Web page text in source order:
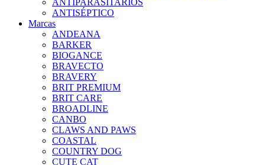
ANTIPARASITARIOS
ANTISÉPTICO
Marcas
ANDEANA
BARKER
BIOGANCE
BRAVECTO
BRAVERY
BRIT PREMIUM
BRIT CARE
BROADLINE
CANBO
CLAWS AND PAWS
COASTAL
COUNTRY DOG
CUTE CAT